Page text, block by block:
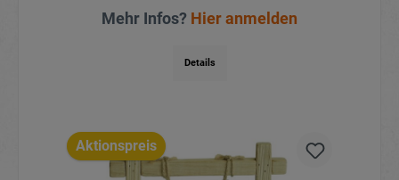
Mehr Infos? Hier anmelden
Details
Aktionspreis